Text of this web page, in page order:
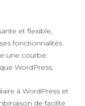
et flexible,
fonctionnalités
une courbe
WordPress.
à WordPress et
de facilité